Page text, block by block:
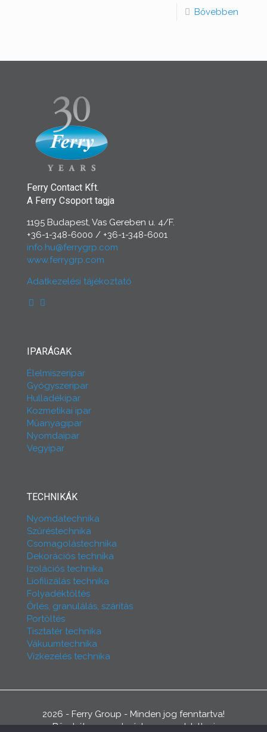
Bővebben
Ferry Contact Kft.
A Ferry Csoport tagja
1195 Budapest, Vas Gereben u. 4/F.
+36-1-348-6000 / +36-1-348-6001
info.hu@ferrygrp.com
www.ferrygrp.com
Adatkezelési tájékoztató
IPARÁGAK
Élelmiszeripar
Gyógyszeripar
Hulladékipar
Kozmetikai ipar
Műanyagipar
Nyomdaipar
Vegyipar
TECHNIKÁK
Nyomdatechnika
Szűréstechnika
Csomagolástechnika
Dekorációs technika
Izolációs technika
Liofilizálás technika
Folyadéktöltés
Őrlés, granulálás, szárítás
Portöltés
Tisztatér technika
Vákuumtechnika
Vízkezelés technika
2026 - Ferry Group - Minden jog fenntartva!
Büszkék vagyunk rá, hogy az oldalt mi